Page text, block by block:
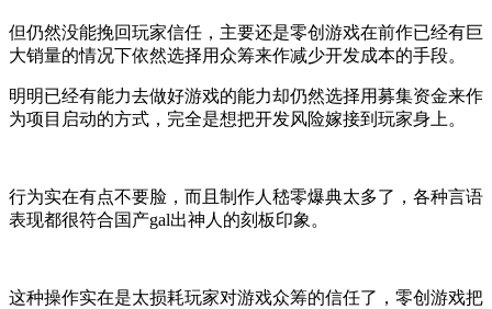
但仍然没能挽回玩家信任，主要还是零创游戏在前作已经有巨
大销量的情况下依然选择用众筹来作减少开发成本的手段。
明明已经有能力去做好游戏的能力却仍然选择用募集资金来作
为项目启动的方式，完全是想把开发风险嫁接到玩家身上。
行为实在有点不要脸，而且制作人嵇零爆典太多了，各种言语
表现都很符合国产gal出神人的刻板印象。
这种操作实在是太损耗玩家对游戏众筹的信任了，零创游戏把